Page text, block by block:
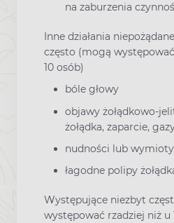
na zaburzenia
Inne działania
często (mogą
10 osób)
bóle głowy
objawy żołądkowo-
żołądka, zaparcie,
nudności lub wymioty
łagodne polipy
Występujące niezbyt
występować rzadziej niż u